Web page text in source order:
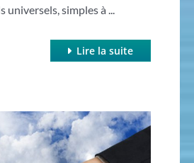
universels, simples à ...
Lire la suite